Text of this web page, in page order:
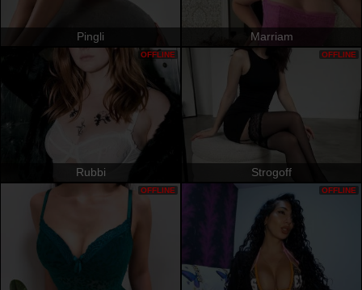
Pingli Marriam
Rubbi
OFFLINE
Strogoff
OFFLINE
OFFLINE OFFLINE